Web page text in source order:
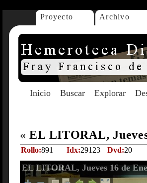
Proyecto Archivo
Inicio Buscar Explorar
« EL LITORAL,
Rollo:891 Idx:29123 Dvd:20
EL LITORAL, Jueves 16 de